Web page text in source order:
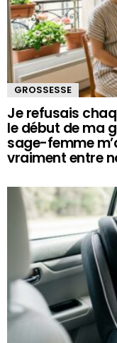
GROSSESSE
Je refusais
le début de ma
sage-femme
vraiment entre